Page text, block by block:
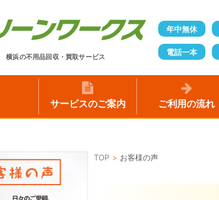
横浜の不用品回収・買取サービス
年中無休
電話一本
サービスのご案内 ご利用の流れ
TOP お客様の声